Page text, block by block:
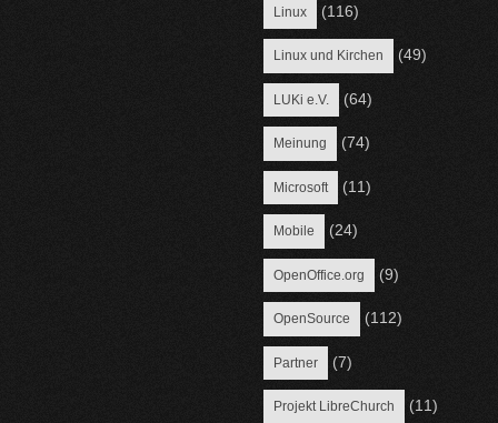
Linux (116)
Linux und Kirchen (49)
LUKi e.V. (64)
Meinung (74)
Microsoft (11)
Mobile (24)
OpenOffice.org (9)
OpenSource (112)
Partner (7)
Projekt LibreChurch (11)